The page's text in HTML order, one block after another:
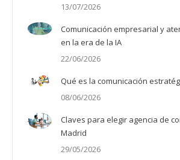
13/07/2026
Comunicación empresarial y
en la era de la IA
22/06/2026
Qué es la comunicación
08/06/2026
Claves para elegir agencia de
Madrid
29/05/2026